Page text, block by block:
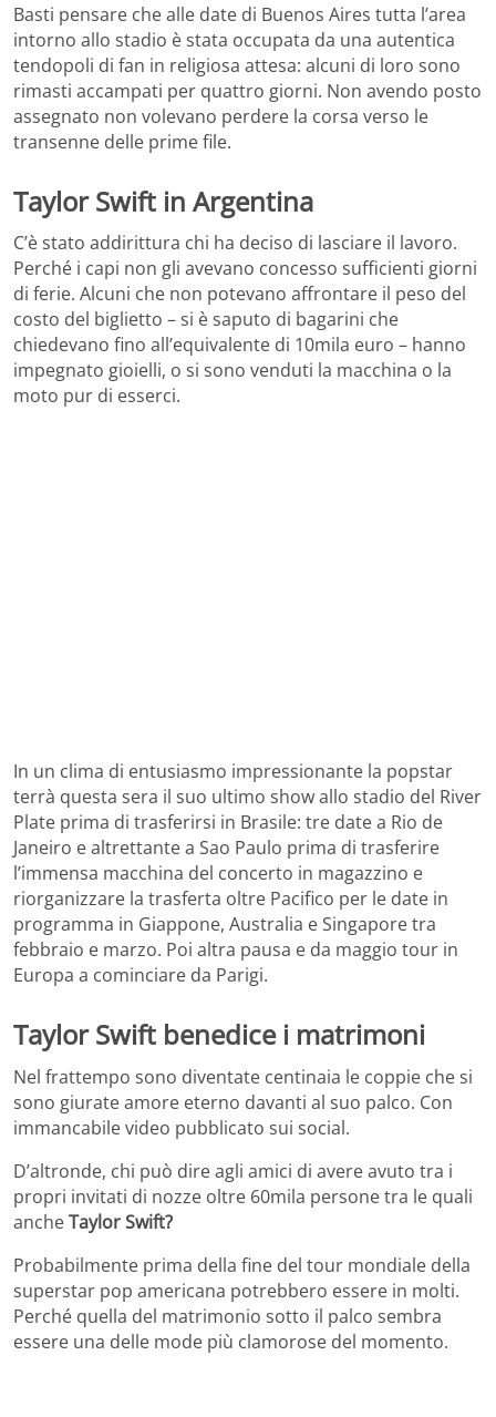
Basti pensare che alle date di Buenos Aires tutta l’area
intorno allo stadio è stata occupata da una autentica
tendopoli di fan in religiosa attesa: alcuni di loro sono
rimasti accampati per quattro giorni. Non avendo posto
assegnato non volevano perdere la corsa verso le
transenne delle prime file.
Taylor Swift in Argentina
C’è stato addirittura chi ha deciso di lasciare il lavoro.
Perché i capi non gli avevano concesso sufficienti giorni
di ferie. Alcuni che non potevano affrontare il peso del
costo del biglietto – si è saputo di bagarini che
chiedevano fino all’equivalente di 10mila euro – hanno
impegnato gioielli, o si sono venduti la macchina o la
moto pur di esserci.
In un clima di entusiasmo impressionante la popstar
terrà questa sera il suo ultimo show allo stadio del River
Plate prima di trasferirsi in Brasile: tre date a Rio de
Janeiro e altrettante a Sao Paulo prima di trasferire
l’immensa macchina del concerto in magazzino e
riorganizzare la trasferta oltre Pacifico per le date in
programma in Giappone, Australia e Singapore tra
febbraio e marzo. Poi altra pausa e da maggio tour in
Europa a cominciare da Parigi.
Taylor Swift benedice i matrimoni
Nel frattempo sono diventate centinaia le coppie che si
sono giurate amore eterno davanti al suo palco. Con
immancabile video pubblicato sui social.
D’altronde, chi può dire agli amici di avere avuto tra i
propri invitati di nozze oltre 60mila persone tra le quali
ancheTaylor Swift?
Probabilmente prima della fine del tour mondiale della
superstar pop americana potrebbero essere in molti.
Perché quella del matrimonio sotto il palco sembra
essere una delle mode più clamorose del momento.